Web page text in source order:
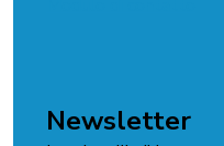
Newsletter